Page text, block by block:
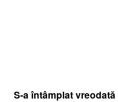
S-a întâmplat